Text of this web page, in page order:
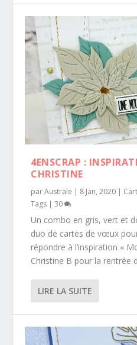
4ENSCRAP :
CHRISTINE
parAustrale | 8 Jan, 2020 |
Tags |30
Un combo en gris, vert et
duo de cartes de vœux
répondre à l’inspiration «
Christine B pour la rentrée
LIRE LA SUITE